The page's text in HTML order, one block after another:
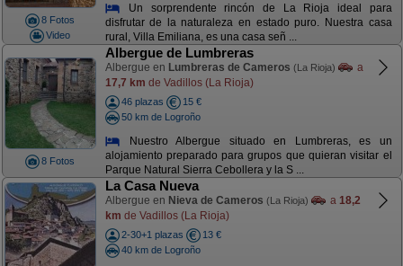
8 Fotos
Video
Un sorprendente rincón de La Rioja ideal para
disfrutar de la naturaleza en estado puro. Nuestra casa
rural, Villa Emiliana, es una casa señ ...
8 Fotos
Albergue de Lumbreras
Albergue en Lumbreras de Cameros (La Rioja)
a
17,7 km de Vadillos (La Rioja)
46 plazas
15 €
50 km de Logroño
Nuestro Albergue situado en Lumbreras, es un
alojamiento preparado para grupos que quieran visitar el
Parque Natural Sierra Cebollera y la S ...
La Casa Nueva
Albergue en Nieva de Cameros (La Rioja) a 18,2
km de Vadillos (La Rioja)
2-30+1 plazas
13 €
40 km de Logroño